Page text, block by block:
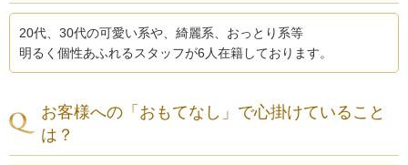
20代、30代の可愛い系や、綺麗系、おっとり系等
明るく個性あふれるスタッフが6人在籍しております。
お客様への「おもてなし」で心掛けていること
は？